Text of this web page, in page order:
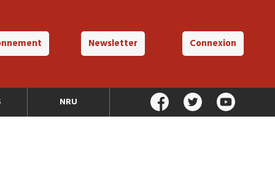
Newsletter Connexion
NRU